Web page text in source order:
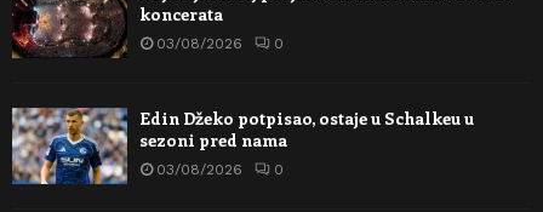
koncerata
03/08/2026 0
Edin Džeko potpisao, ostaje u Schalkeu u
sezoni pred nama
03/08/2026 0